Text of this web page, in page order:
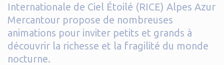
Internationale de Ciel Étoilé (RICE) Alpes Azur
Mercantour propose de nombreuses
animations pour inviter petits et grands à
découvrir la richesse et la fragilité du monde
nocturne.